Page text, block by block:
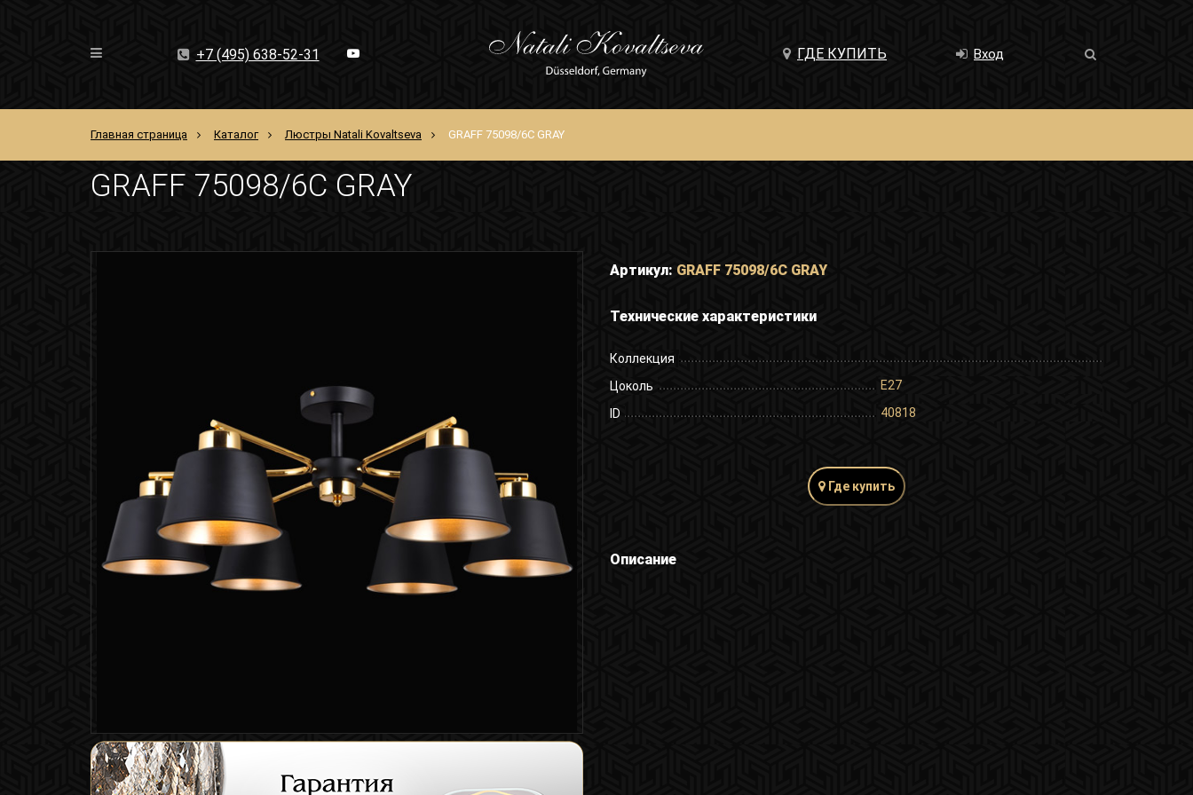
+7 (495) 638-52-31 ГДЕ КУПИТЬ Вход
Главная страница Каталог Люстры Natali Kovaltseva GRAFF 75098/6C GRAY
GRAFF 75098/6C GRAY
Артикул: GRAFF 75098/6C GRAY
Технические характеристики
Коллекция
Цоколь
E27
ID 40818
Где купить
Описание